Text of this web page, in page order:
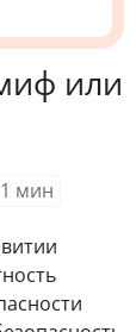
или
мин